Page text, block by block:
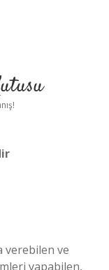
verebilen ve
yapabilen,